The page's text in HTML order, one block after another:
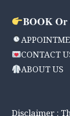
BOOK Or
CONTACT
ABOUT US